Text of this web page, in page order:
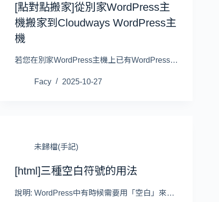
[點對點搬家]從別家WordPress主
機搬家到Cloudways WordPress主
機
若您在別家WordPress主機上已有WordPress…
Facy 2025-10-27
未歸檔(手記)
[html]三種空白符號的用法
說明: WordPress中有時候需要用「空白」來…